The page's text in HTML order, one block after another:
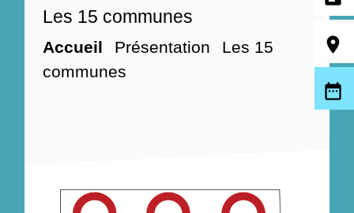
Les 15 communes
Accueil Présentation Les 15
communes
room
date_range